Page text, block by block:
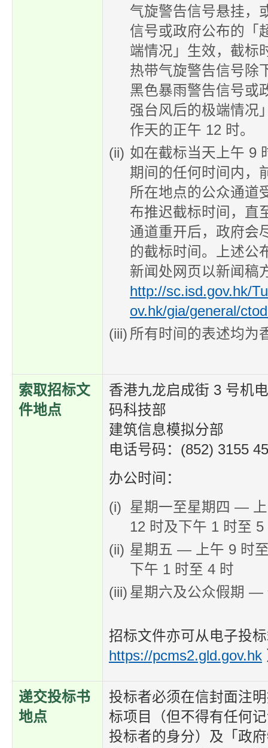
气旋警告信号悬挂，
信号或政府公布的「
端情况」生效，截标
热带气旋警告信号除
黑色暴雨警告信号或
强台风后的极端情况
作天的正午 12 时。
如在截标当天上午 9
期间的任何时间内，
所在地点的公众通道
布推迟截标时间，直
通道重开后，政府会
的截标时间。上述公
新闻处网页以新闻稿
http://sc.isd.gov.hk/
ov.hk/gia/general/
所有时间的表述均为
索取招标文
件地点
香港九龙启成街 3 号机
码科技部
建筑信息模拟分部
电话号码：(852) 3155
办公时间：
星期一至星期四 —
12 时及下午 1 时至 5
星期五 — 上午 9 时
下午 1 时至 4 时
星期六及公众假期 —
招标文件亦可从电子投
https://pcms2.gld.gov.hk
递交投标书
地点
投标者必须在信封面注
标项目（但不得有任何
投标者的身分）及「政